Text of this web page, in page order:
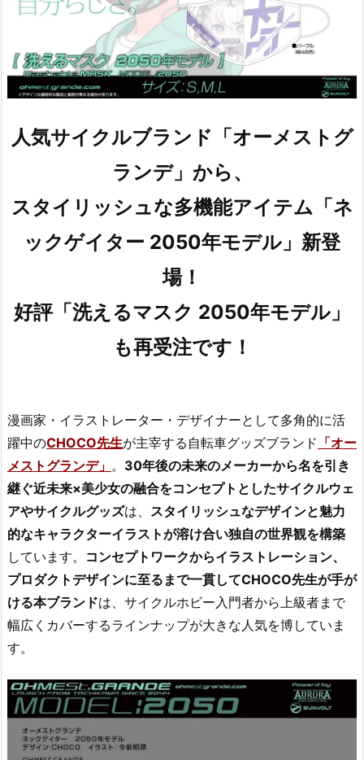
人気サイクルブランド「オーメストグ
ランデ」から、
スタイリッシュな多機能アイテム「ネ
ックゲイター 2050年モデル」新登
場！
好評「洗えるマスク 2050年モデル」
も再受注です！
漫画家・イラストレーター・デザイナーとして多角的に活
躍中のCHOCO先生が主宰する自転車グッズブランド 「オー
メストグランデ」 。 30年後の未来のメーカーから名を引き
継ぐ近未来×美少女の融合をコンセプトとしたサイクルウェ
アやサイクルグッズは、 スタイリッシュなデザインと魅力
的なキャラクターイラストが溶け合い独自の世界観を構築
しています。 コンセプトワークからイラストレーション、
プロダクトデザインに至るまで一貫してCHOCO先生が手が
ける本ブランドは、サイクルホビー入門者から上級者まで
幅広くカバーするラインナップが大きな人気を博していま
す。